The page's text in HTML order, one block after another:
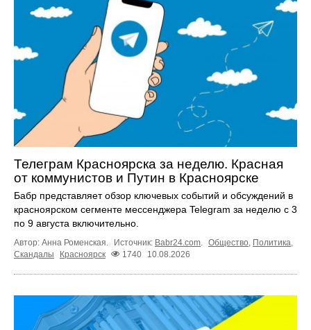
Телеграм Красноярска за неделю. Красная
от коммунистов и Путин в Красноярске
Бабр представляет обзор ключевых событий и обсуждений в
красноярском сегменте мессенджера Telegram за неделю с 3
по 9 августа включительно.
Автор: Анна Роменская. Источник: Babr24.com Общество Политика
Скандалы
Красноярск 1740 10.08.2026